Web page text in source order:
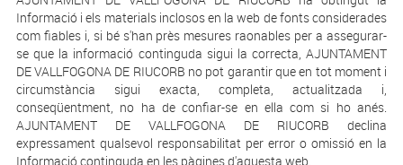
Informació i els materials inclosos en la web de fonts considerades
com fiables i, si bé s'han près mesures raonables per a assegurar-
se que la informació continguda sigui la correcta, AJUNTAMENT
DE VALLFOGONA DE RIUCORB no pot garantir que en tot moment i
circumstància sigui exacta, completa, actualitzada i,
conseqüentment, no ha de confiar-se en ella com si ho anés.
AJUNTAMENT DE VALLFOGONA DE RIUCORB declina
expressament qualsevol responsabilitat per error o omissió en la
Informació continguda en les pàgines d'aquesta web.